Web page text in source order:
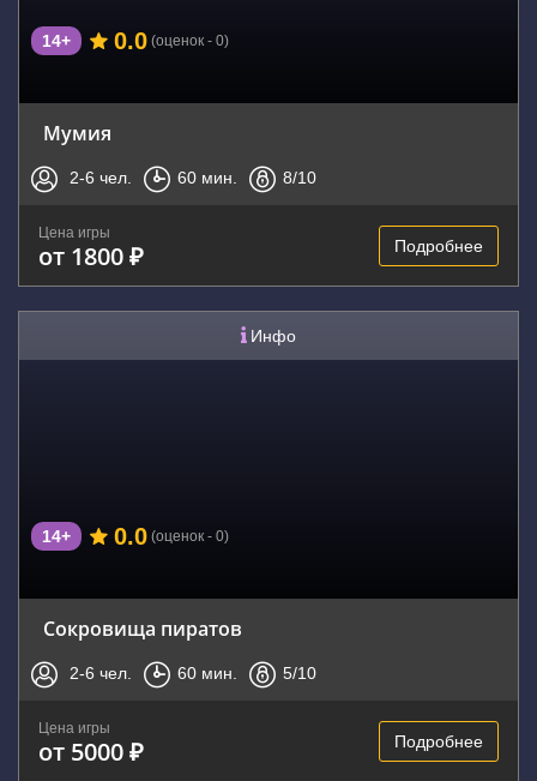
14+ 0.0 (оценок - 0)
Мумия
2-6 чел. 60 мин. 8/10
Цена игры
от 1800 ₽ Подробнее
Инфо
14+ 0.0 (оценок - 0)
Сокровища пиратов
2-6 чел. 60 мин. 5/10
Цена игры
от 5000 ₽ Подробнее